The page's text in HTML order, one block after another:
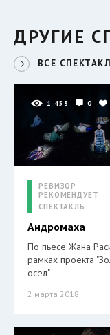
ДРУГИЕ
ВСЕ
1 453 0
РЕВИЗОР
РЕКОМЕНДУЕТ
СПЕКТАКЛЬ
Андромаха
По пьесе Жана
рамках проекта
осел"
2 марта 2018